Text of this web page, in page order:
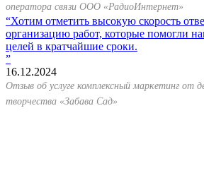
оператора связи ООО «РадиоИнтернет»
Хотим отметить высокую скорость
организацию работ, которые помогли
целей в кратчайшие сроки.
16.12.2024
Отзыв об услуге комплексный маркетинг от
творчества «Забава Сад»